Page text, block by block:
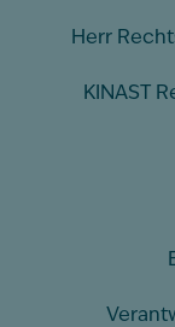
Herr
KINAST